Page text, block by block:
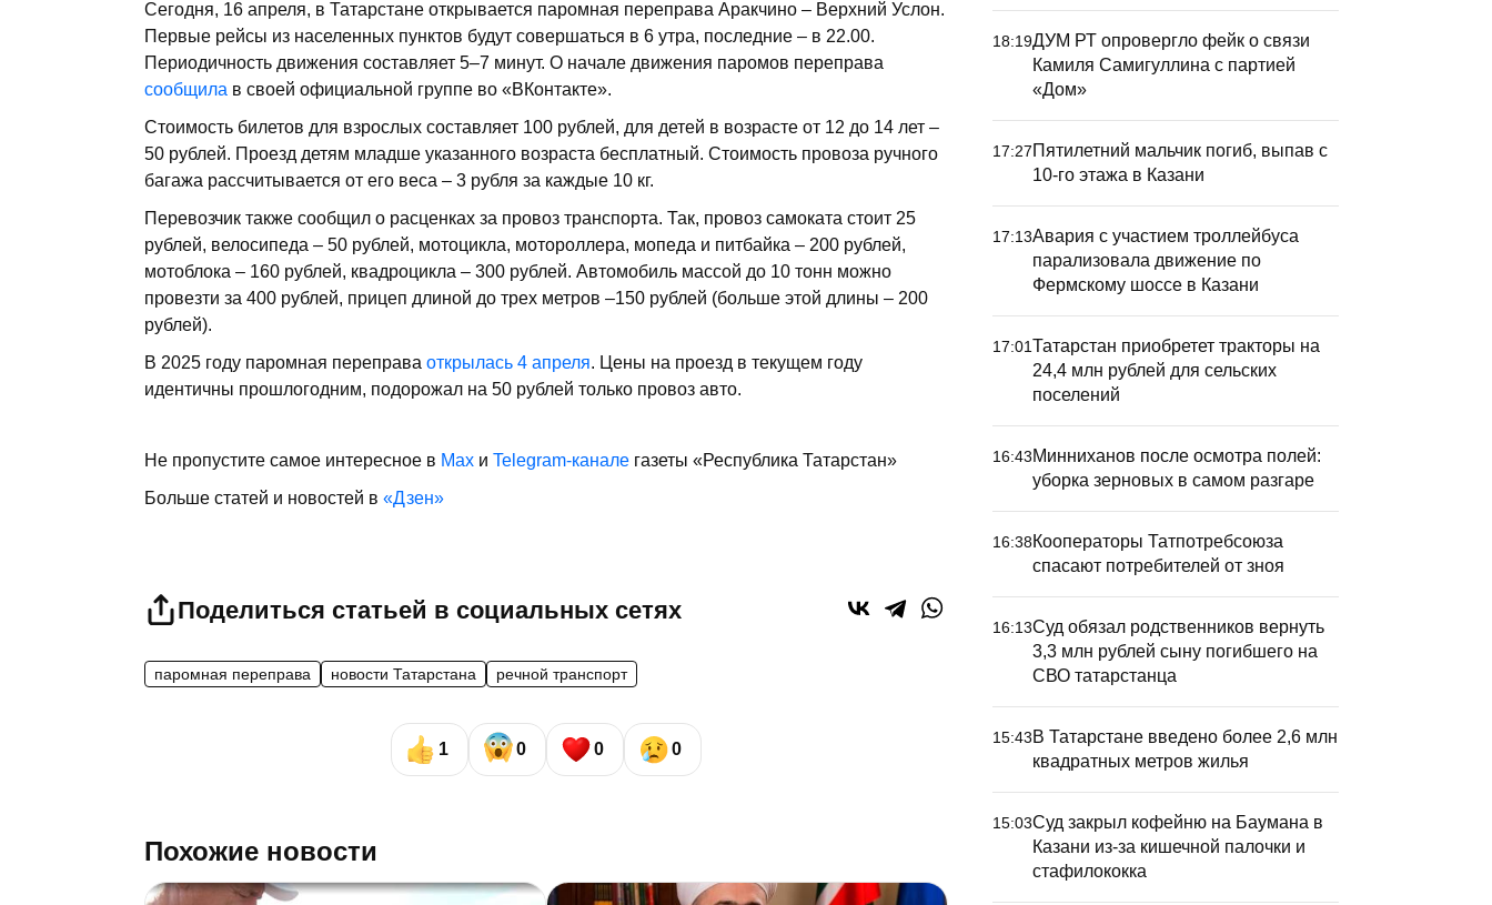
Сегодня, 16 апреля, в Татарстане открывается паромная переправа Аракчино – Верхний Услон.
Первые рейсы из населенных пунктов будут совершаться в 6 утра, последние – в 22.00.
Периодичность движения составляет 5–7 минут. О начале движения паромов переправа
сообщила в своей официальной группе во «ВКонтакте».
Стоимость билетов для взрослых составляет 100 рублей, для детей в возрасте от 12 до 14 лет –
50 рублей. Проезд детям младше указанного возраста бесплатный. Стоимость провоза ручного
багажа рассчитывается от его веса – 3 рубля за каждые 10 кг.
Перевозчик также сообщил о расценках за провоз транспорта. Так, провоз самоката стоит 25
рублей, велосипеда – 50 рублей, мотоцикла, мотороллера, мопеда и питбайка – 200 рублей,
мотоблока – 160 рублей, квадроцикла – 300 рублей. Автомобиль массой до 10 тонн можно
провезти за 400 рублей, прицеп длиной до трех метров –150 рублей (больше этой длины – 200
рублей).
В 2025 году паромная переправа открылась 4 апреля. Цены на проезд в текущем году
идентичны прошлогодним, подорожал на 50 рублей только провоз авто.
Не пропустите самое интересное в Max и Telegram-канале газеты «Республика Татарстан»
Больше статей и новостей в «Дзен»
Поделиться статьей в социальных сетях
паромная переправа новости Татарстана речной транспорт
1 0 0 0
Похожие новости
18:19ДУМ РТ опровергло фейк о связи
Камиля Самигуллина с партией
«Дом»
17:27Пятилетний мальчик погиб, выпав с
10-го этажа в Казани
17:13Авария с участием троллейбуса
парализовала движение по
Фермскому шоссе в Казани
17:01Татарстан приобретет тракторы на
24,4 млн рублей для сельских
поселений
16:43Минниханов после осмотра полей:
уборка зерновых в самом разгаре
16:38Кооператоры Татпотребсоюза
спасают потребителей от зноя
16:13Суд обязал родственников вернуть
3,3 млн рублей сыну погибшего на
СВО татарстанца
15:43В Татарстане введено более 2,6 млн
квадратных метров жилья
15:03Суд закрыл кофейню на Баумана в
Казани из-за кишечной палочки и
стафилококка